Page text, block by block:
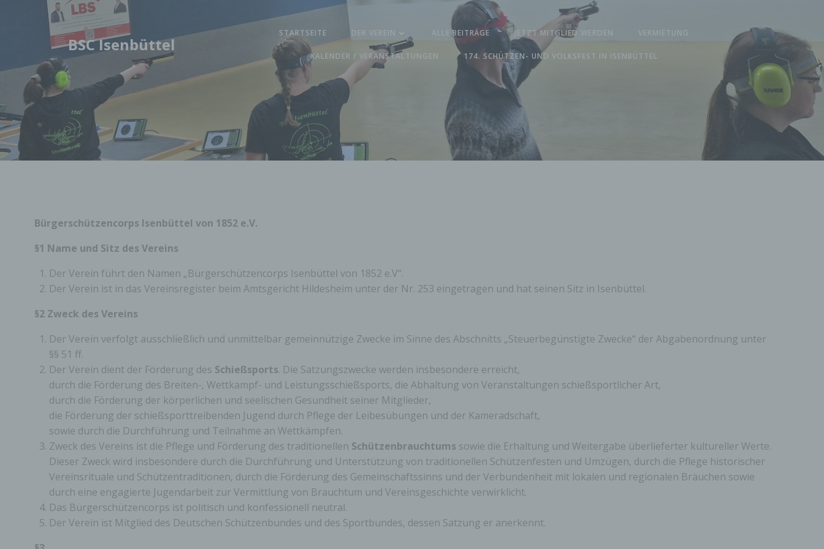
BSC Isenbüttel
STARTSEITE DER VEREIN ALLE BEITRÄGE JETZT MITGLIED WERDEN VERMIETUNG
KALENDER / VERANSTALTUNGEN 174. SCHÜTZEN- UND VOLKSFEST IN ISENBÜTTEL
Bürgerschützencorps Isenbüttel von 1852 e.V.
§1 Name und Sitz des Vereins
Der Verein führt den Namen „Bürgerschützencorps Isenbüttel von 1852 e.V“.
Der Verein ist in das Vereinsregister beim Amtsgericht Hildesheim unter der Nr. 253 eingetragen und hat seinen Sitz in Isenbüttel.
§2 Zweck des Vereins
Der Verein verfolgt ausschließlich und unmittelbar gemeinnützige Zwecke im Sinne des Abschnitts „Steuerbegünstigte Zwecke“ der Abgabenordnung unter
§§ 51 ff.
Der Verein dient der Förderung des Schießsports. Die Satzungszwecke werden insbesondere erreicht,
durch die Förderung des Breiten-, Wettkampf- und Leistungsschießsports, die Abhaltung von Veranstaltungen schießsportlicher Art,
durch die Förderung der körperlichen und seelischen Gesundheit seiner Mitglieder,
die Förderung der schießsporttreibenden Jugend durch Pflege der Leibesübungen und der Kameradschaft,
sowie durch die Durchführung und Teilnahme an Wettkämpfen.
Zweck des Vereins ist die Pflege und Förderung des traditionellen Schützenbrauchtums sowie die Erhaltung und Weitergabe überlieferter kultureller Werte.
Dieser Zweck wird insbesondere durch die Durchführung und Unterstützung von traditionellen Schützenfesten und Umzügen, durch die Pflege historischer
Vereinsrituale und Schützentraditionen, durch die Förderung des Gemeinschaftssinns und der Verbundenheit mit lokalen und regionalen Bräuchen sowie
durch eine engagierte Jugendarbeit zur Vermittlung von Brauchtum und Vereinsgeschichte verwirklicht.
Das Bürgerschützencorps ist politisch und konfessionell neutral.
Der Verein ist Mitglied des Deutschen Schützenbundes und des Sportbundes, dessen Satzung er anerkennt.